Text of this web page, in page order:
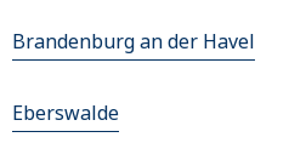
Brandenburg an der Havel
Eberswalde